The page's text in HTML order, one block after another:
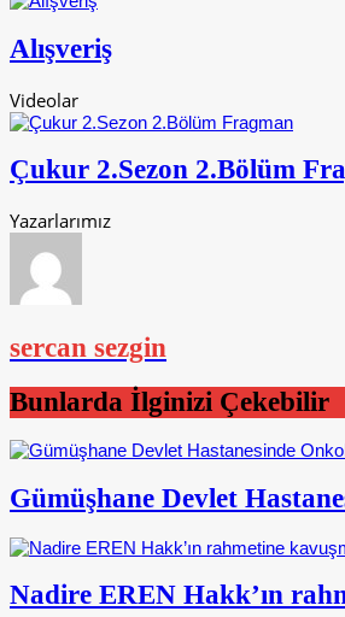
Alışveriş
Videolar
Çukur 2.Sezon 2.Bölüm
Yazarlarımız
sercan sezgin
Bunlarda İlginizi Çekebilir
Gümüşhane Devlet
Nadire EREN Hakk’ın